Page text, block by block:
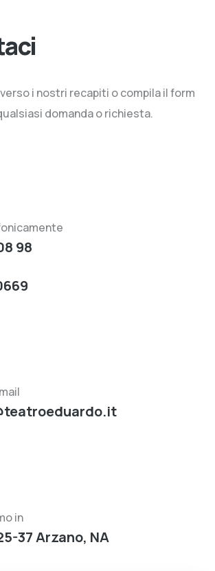
i nostri recapiti o compila il form
domanda o richiesta.
98
in
37 Arzano, NA